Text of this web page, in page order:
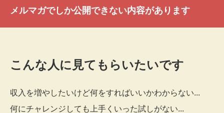
メルマガでしか公開できない内容があります
こんな人に見てもらいたいです
収入を増やしたいけど何をすればいいかわからない...
何にチャレンジしても上手くいった試しがない...